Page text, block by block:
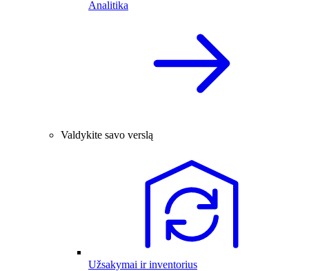
Analitika
Valdykite savo verslą
Užsakymai ir inventorius